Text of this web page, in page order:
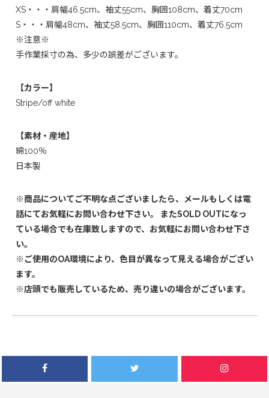
XS・・・肩幅46.5cm、袖丈55cm、胸囲108cm、着丈70cm
S・・・肩幅48cm、袖丈58.5cm、胸囲110cm、着丈76.5cm
※注意※
手作業採寸の為、多少の誤差がございます。
【カラー】
Stripe/off white
【素材・産地】
綿100％
日本製
※商品についてご不明な点ございましたら、メールもしくは電
話にてお気軽にお問い合わせ下さい。 またSOLD OUTになっ
ている場合でも在庫致しますので、お気軽にお問い合わせ下さ
い。
※ご使用のOA環境により、色目が異なって見える場合がござい
ます。
※店頭でも販売しているため、売り違いの場合がございます。